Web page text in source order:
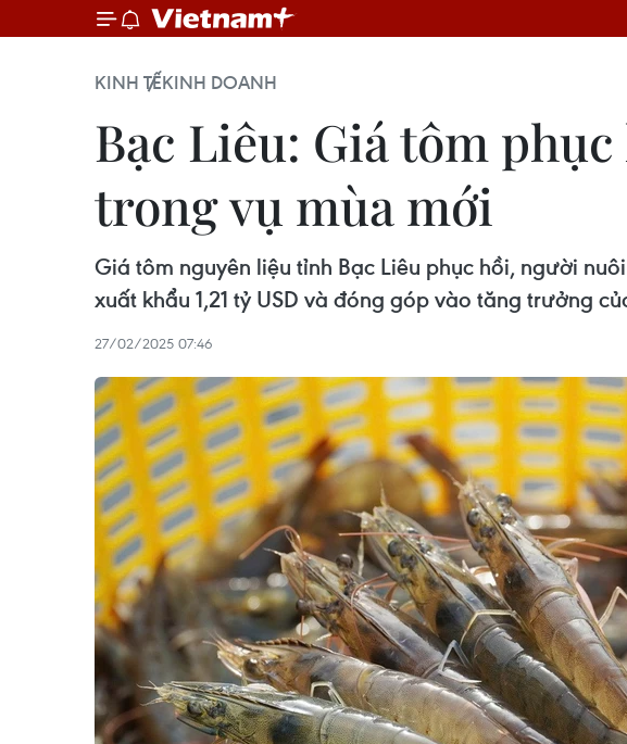
KINH TẾKINH DOANH
Bạc Liêu: Giá tôm
trong vụ mùa mới
Giá tôm nguyên liệu tỉnh Bạc Liêu phục hồi, người
xuất khẩu 1,21 tỷ USD và đóng góp vào tăng trưởng
27/02/2025 07:46